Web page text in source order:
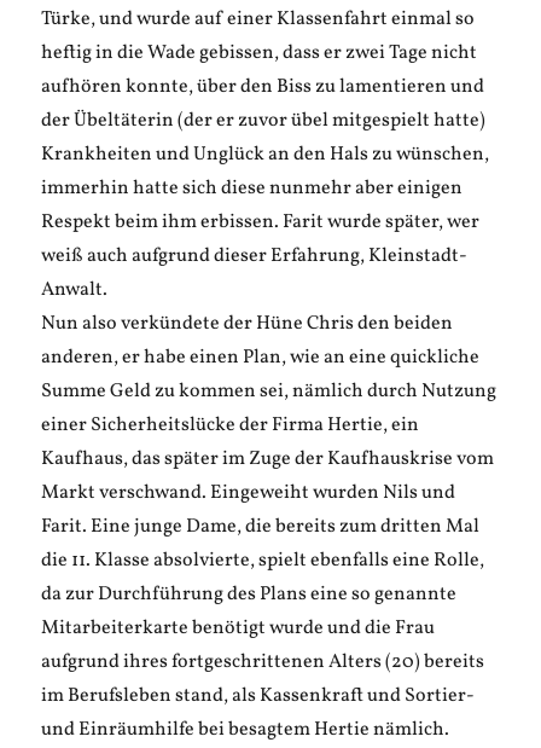
Türke, und wurde auf einer Klassenfahrt einmal so
heftig in die Wade gebissen, dass er zwei Tage nicht
aufhören konnte, über den Biss zu lamentieren und
der Übeltäterin (der er zuvor übel mitgespielt hatte)
Krankheiten und Unglück an den Hals zu wünschen,
immerhin hatte sich diese nunmehr aber einigen
Respekt beim ihm erbissen. Farit wurde später, wer
weiß auch aufgrund dieser Erfahrung, Kleinstadt-
Anwalt.
Nun also verkündete der Hüne Chris den beiden
anderen, er habe einen Plan, wie an eine quickliche
Summe Geld zu kommen sei, nämlich durch Nutzung
einer Sicherheitslücke der Firma Hertie, ein
Kaufhaus, das später im Zuge der Kaufhauskrise vom
Markt verschwand. Eingeweiht wurden Nils und
Farit. Eine junge Dame, die bereits zum dritten Mal
die 11. Klasse absolvierte, spielt ebenfalls eine Rolle,
da zur Durchführung des Plans eine so genannte
Mitarbeiterkarte benötigt wurde und die Frau
aufgrund ihres fortgeschrittenen Alters (20) bereits
im Berufsleben stand, als Kassenkraft und Sortier-
und Einräumhilfe bei besagtem Hertie nämlich.